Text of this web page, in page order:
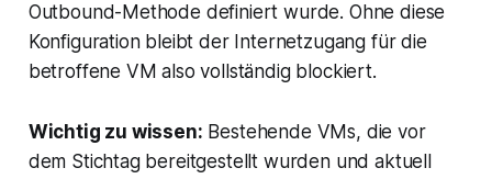
Outbound-Methode definiert wurde. Ohne diese
Konfiguration bleibt der Internetzugang für die
betroffene VM also vollständig blockiert.
Wichtig zu wissen: Bestehende VMs, die vor
dem Stichtag bereitgestellt wurden und aktuell